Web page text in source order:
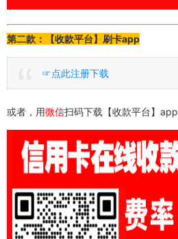
第二款：【收款平台】刷卡app
☞点此注册下载
或者，用微信扫码下载【收款平台】app